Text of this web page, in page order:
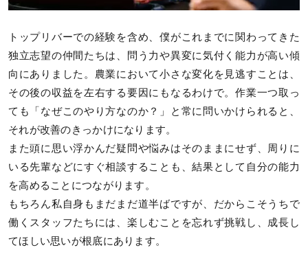
トップリバーでの経験を含め、僕がこれまでに関わってきた
独立志望の仲間たちは、問う力や異変に気付く能力が高い傾
向にありました。農業において小さな変化を見逃すことは、
その後の収益を左右する要因にもなるわけで。作業一つ取っ
ても「なぜこのやり方なのか？」と常に問いかけられると、
それが改善のきっかけになります。
また頭に思い浮かんだ疑問や悩みはそのままにせず、周りに
いる先輩などにすぐ相談することも、結果として自分の能力
を高めることにつながります。
もちろん私自身もまだまだ道半ばですが、だからこそうちで
働くスタッフたちには、楽しむことを忘れず挑戦し、成長し
てほしい思いが根底にあります。